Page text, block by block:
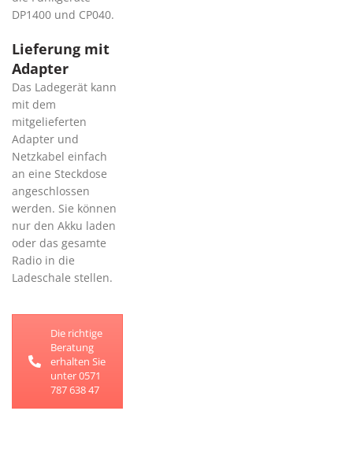
DP1400 und CP040.
Lieferung mit
Adapter
Das Ladegerät kann
mit dem
mitgelieferten
Adapter und
Netzkabel einfach
an eine Steckdose
angeschlossen
werden. Sie können
nur den Akku laden
oder das gesamte
Radio in die
Ladeschale stellen.
Die richtige
Beratung
erhalten Sie
unter 0571
787 638 47